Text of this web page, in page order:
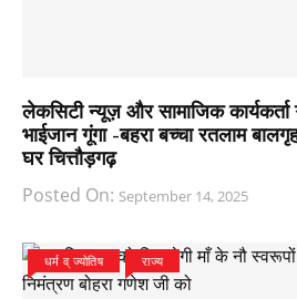
लेकसिटी न्यूज़ और सामाजिक कार्यकर्ता
भाईजान गूंगा -बहरा बच्चा रतलाम
घर चित्तौड़गढ़
Posted On: September 14, 2025
धर्म व् ज्योतिष राज्य